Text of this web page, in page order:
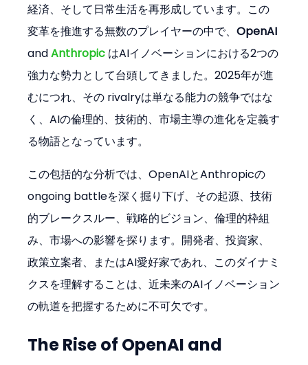
経済、そして日常生活を再形成しています。この
変革を推進する無数のプレイヤーの中で、OpenAI
and Anthropic はAIイノベーションにおける2つの
強力な勢力として台頭してきました。2025年が進
むにつれ、その rivalryは単なる能力の競争ではな
く、AIの倫理的、技術的、市場主導の進化を定義す
る物語となっています。
この包括的な分析では、OpenAIとAnthropicの
ongoing battleを深く掘り下げ、その起源、技術
的ブレークスルー、戦略的ビジョン、倫理的枠組
み、市場への影響を探ります。開発者、投資家、
政策立案者、またはAI愛好家であれ、このダイナミ
クスを理解することは、近未来のAIイノベーション
の軌道を把握するために不可欠です。
The Rise of OpenAI and